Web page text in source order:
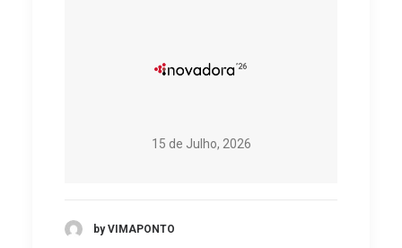
15 de Julho, 2026
by VIMAPONTO